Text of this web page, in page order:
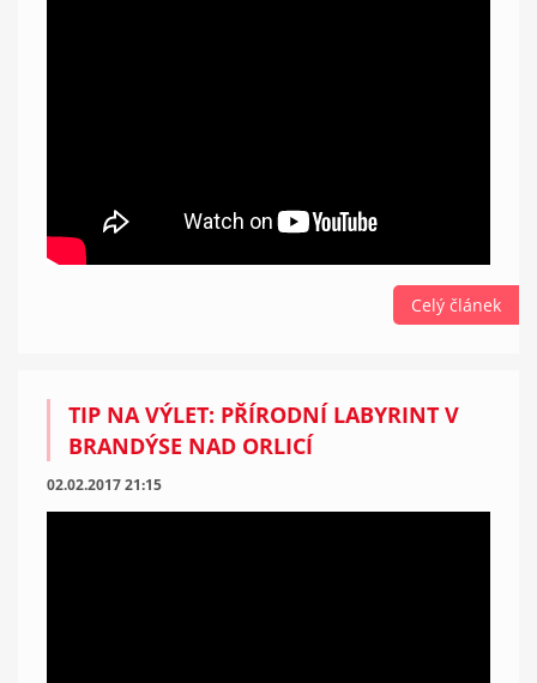
Celý článek
TIP NA VÝLET: PŘÍRODNÍ LABYRINT V
BRANDÝSE NAD ORLICÍ
02.02.2017 21:15